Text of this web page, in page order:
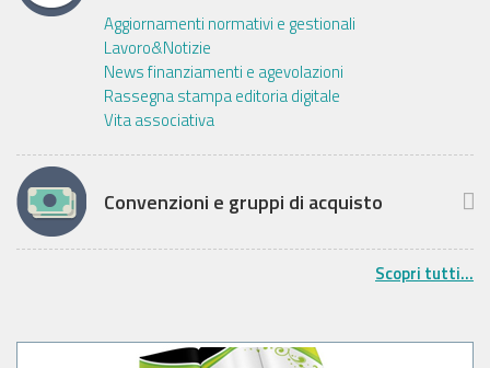
Aggiornamenti normativi e gestionali
Lavoro&Notizie
News finanziamenti e agevolazioni
Rassegna stampa editoria digitale
Vita associativa
Convenzioni e gruppi di acquisto
Scopri tutti...